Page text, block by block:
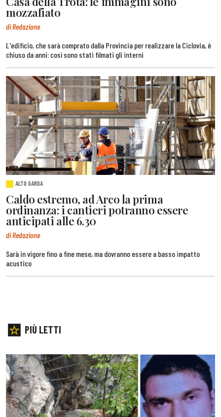
mozzafiato
di Redazione
L'edificio, che sarà comprato dalla Provincia per realizzare la Ciclovia, è
chiuso da anni: così sono stati filmati gli interni
ALTO GARDA
Caldo estremo, ad Arco la prima
ordinanza: i cantieri potranno essere
anticipati alle 6.30
di Redazione
Sarà in vigore fino a fine mese, ma dovranno essere a basso impatto
acustico
PIÙ LETTI